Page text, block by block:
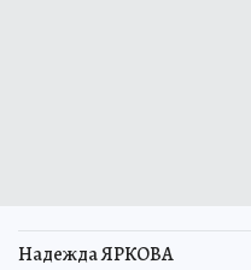
Надежда ЯРКОВА